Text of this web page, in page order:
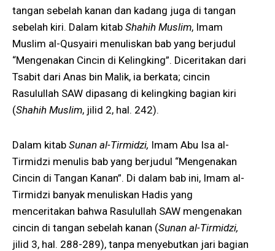
tangan sebelah kanan dan kadang juga di tangan
sebelah kiri. Dalam kitab Shahih Muslim, Imam
Muslim al-Qusyairi menuliskan bab yang berjudul
“Mengenakan Cincin di Kelingking”. Diceritakan dari
Tsabit dari Anas bin Malik, ia berkata; cincin
Rasulullah SAW dipasang di kelingking bagian kiri
(Shahih Muslim, jilid 2, hal. 242).
Dalam kitab Sunan al-Tirmidzi, Imam Abu Isa al-
Tirmidzi menulis bab yang berjudul “Mengenakan
Cincin di Tangan Kanan”. Di dalam bab ini, Imam al-
Tirmidzi banyak menuliskan Hadis yang
menceritakan bahwa Rasulullah SAW mengenakan
cincin di tangan sebelah kanan (Sunan al-Tirmidzi,
jilid 3, hal. 288-289), tanpa menyebutkan jari bagian